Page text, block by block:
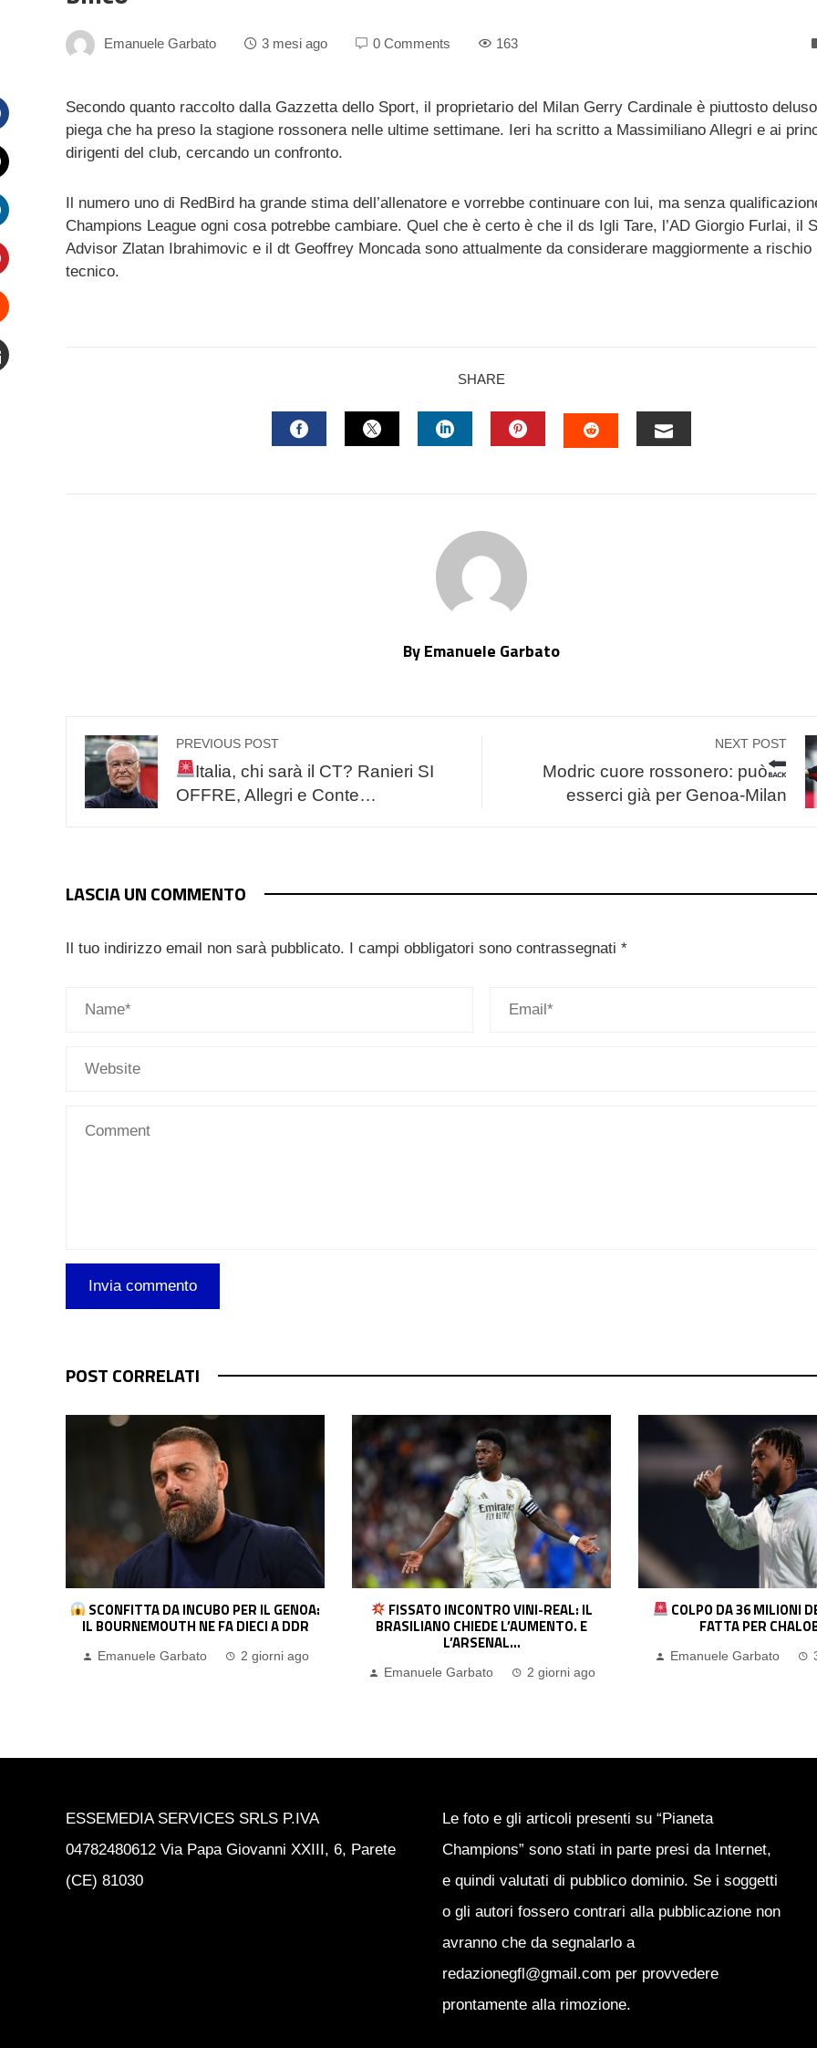
Emanuele Garbato 3 mesi ago 0 Comments 163
Secondo quanto raccolto dalla Gazzetta dello Sport, il proprietario del Milan Gerry Cardinale è piuttosto
piega che ha preso la stagione rossonera nelle ultime settimane. Ieri ha scritto a Massimiliano Allegri e ai
dirigenti del club, cercando un confronto.
Il numero uno di RedBird ha grande stima dell’allenatore e vorrebbe continuare con lui, ma senza
Champions League ogni cosa potrebbe cambiare. Quel che è certo è che il ds Igli Tare, l’AD Giorgio Furlai, il
Advisor Zlatan Ibrahimovic e il dt Geoffrey Moncada sono attualmente da considerare maggiormente a rischio
tecnico.
SHARE
By Emanuele Garbato
PREVIOUS POST
Italia, chi sarà il CT? Ranieri SI
OFFRE, Allegri e Conte…
NEXT POST
Modric cuore rossonero: può
esserci già per Genoa-Milan
LASCIA UN COMMENTO
Il tuo indirizzo email non sarà pubblicato. I campi obbligatori sono contrassegnati *
POST CORRELATI
FISSATO INCONTRO VINI-REAL: IL
BRASILIANO CHIEDE L’AUMENTO. E
COLPO DA 36 MILIONI DEL COMO! È
FATTA PER CHALOBAH
ROMERO-INTER,
COSA MANCA E L’INSIDIA
Emanuele Garbato
ESSEMEDIA SERVICES SRLS P.IVA
04782480612 Via Papa Giovanni XXIII, 6, Parete
(CE) 81030
Le foto e gli articoli presenti su “Pianeta
Champions” sono stati in parte presi da Internet,
e quindi valutati di pubblico dominio. Se i soggetti
o gli autori fossero contrari alla pubblicazione non
avranno che da segnalarlo a
redazionegfl@gmail.com per provvedere
prontamente alla rimozione.